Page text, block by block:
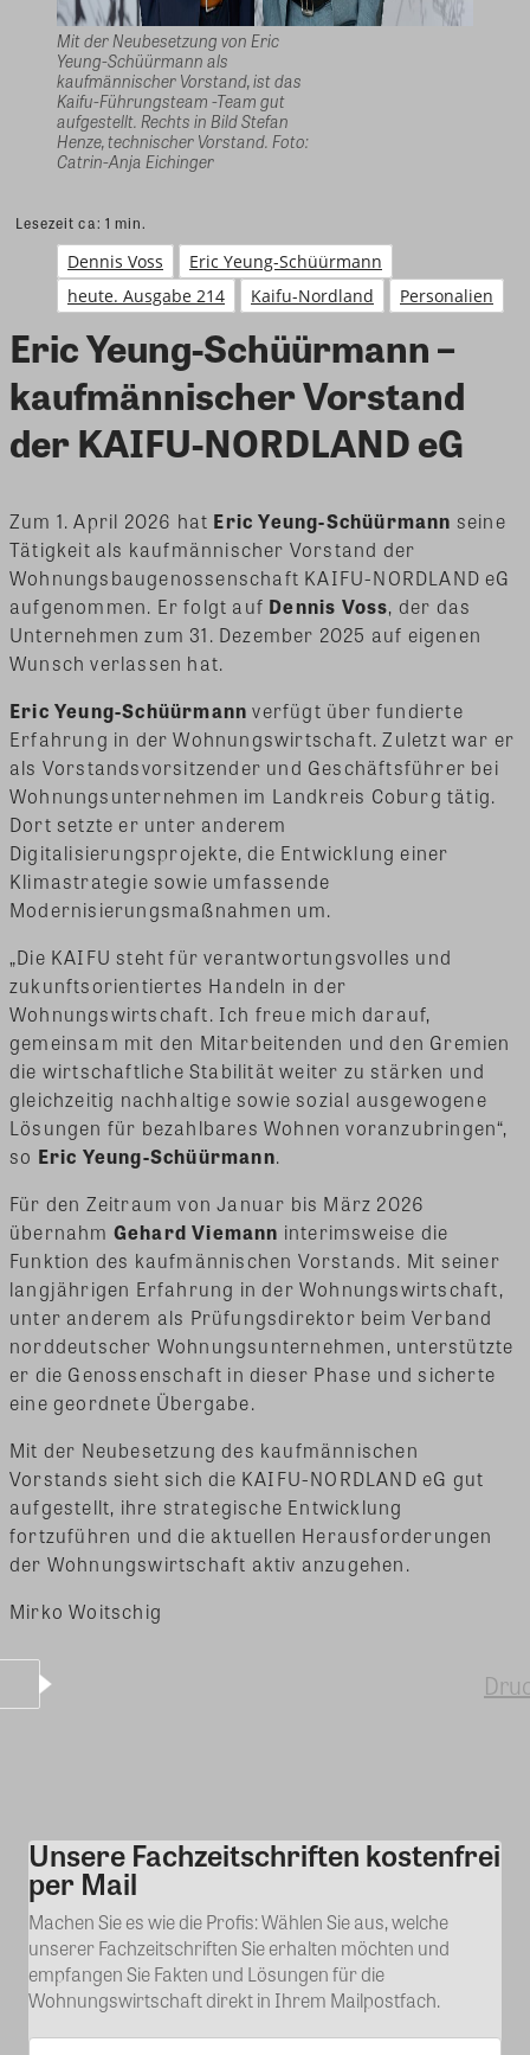
Mit der Neubesetzung von Eric
Yeung-Schüürmann als
kaufmännischer Vorstand, ist das
Kaifu-Führungsteam -Team gut
aufgestellt. Rechts in Bild Stefan
Henze, technischer Vorstand. Foto:
Catrin-Anja Eichinger
Lesezeit ca: 1 min.
Dennis Voss
Eric Yeung-Schüürmann
heute. Ausgabe 214
Kaifu-Nordland Personalien
Eric Yeung-Schüürmann –
kaufmännischer Vorstand
der KAIFU-NORDLAND eG
Zum 1. April 2026 hat Eric Yeung-Schüürmann seine
Tätigkeit als kaufmännischer Vorstand der
Wohnungsbaugenossenschaft KAIFU-NORDLAND eG
aufgenommen. Er folgt auf Dennis Voss, der das
Unternehmen zum 31. Dezember 2025 auf eigenen
Wunsch verlassen hat.
Eric Yeung-Schüürmann verfügt über fundierte
Erfahrung in der Wohnungswirtschaft. Zuletzt war er
als Vorstandsvorsitzender und Geschäftsführer bei
Wohnungsunternehmen im Landkreis Coburg tätig.
Dort setzte er unter anderem
Digitalisierungsprojekte, die Entwicklung einer
Klimastrategie sowie umfassende
Modernisierungsmaßnahmen um.
„Die KAIFU steht für verantwortungsvolles und
zukunftsorientiertes Handeln in der
Wohnungswirtschaft. Ich freue mich darauf,
gemeinsam mit den Mitarbeitenden und den Gremien
die wirtschaftliche Stabilität weiter zu stärken und
gleichzeitig nachhaltige sowie sozial ausgewogene
Lösungen für bezahlbares Wohnen voranzubringen“,
so Eric Yeung-Schüürmann.
Für den Zeitraum von Januar bis März 2026
übernahm Gehard Viemann interimsweise die
Funktion des kaufmännischen Vorstands. Mit seiner
langjährigen Erfahrung in der Wohnungswirtschaft,
unter anderem als Prüfungsdirektor beim Verband
norddeutscher Wohnungsunternehmen, unterstützte
er die Genossenschaft in dieser Phase und sicherte
eine geordnete Übergabe.
Mit der Neubesetzung des kaufmännischen
Vorstands sieht sich die KAIFU-NORDLAND eG gut
aufgestellt, ihre strategische Entwicklung
fortzuführen und die aktuellen Herausforderungen
der Wohnungswirtschaft aktiv anzugehen.
Mirko Woitschig
Kommentar
Unsere Fachzeitschriften kostenfrei
per Mail
Machen Sie es wie die Profis: Wählen Sie aus, welche
unserer Fachzeitschriften Sie erhalten möchten und
empfangen Sie Fakten und Lösungen für die
Wohnungswirtschaft direkt in Ihrem Mailpostfach.